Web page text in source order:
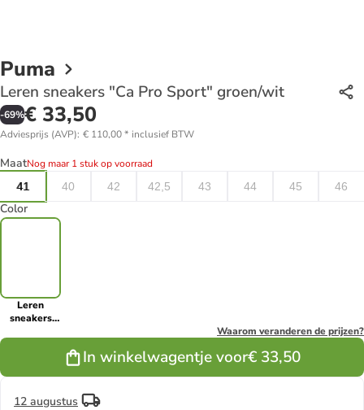
Puma
Leren sneakers "Ca Pro Sport" groen/wit
-69%€ 33,50
Adviesprijs (AVP): € 110,00* inclusief BTW
MaatNog maar 1 stuk op voorraad
41
40 42 42,5 43 44 45 46
Color
Leren
sneakers
Waarom veranderen de prijzen?
In winkelwagentje voor€ 33,50
12 augustus